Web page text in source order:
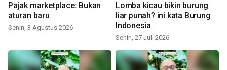
Pajak marketplace: Bukan
aturan baru
Senin, 3 Agustus 2026
Lomba kicau bikin burung
liar punah? ini kata Burung
Indonesia
Senin, 27 Juli 2026